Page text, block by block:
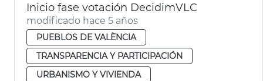
Inicio fase votación DecidimVLC
modificado hace 5 años
PUEBLOS DE VALÈNCIA
TRANSPARENCIA Y PARTICIPACIÓN
URBANISMO Y VIVIENDA